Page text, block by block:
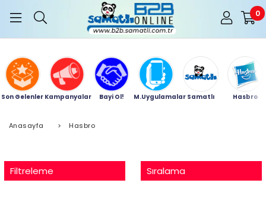
0
Son Gelenler Kampanyalar Bayi Ol! M.Uygulamalar Samatlı Hasbro
Anasayfa > Hasbro
Filtreleme Sıralama